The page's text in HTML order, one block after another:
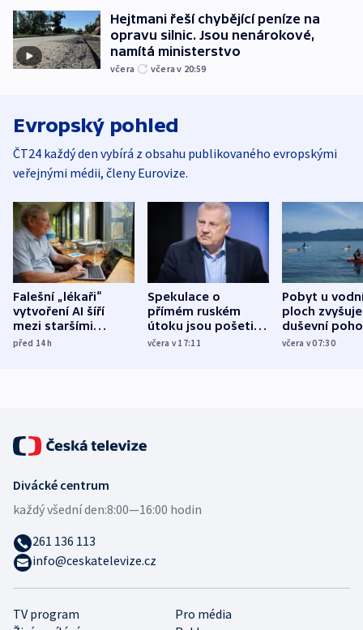
Hejtmani řeší chybějící peníze na
opravu silnic. Jsou nenárokové,
namítá ministerstvo
včera včera v 20:59
Evropský pohled
ČT24 každý den vybírá z obsahu publikovaného evropskými
veřejnými médii, členy Eurovize.
Falešní „lékaři“
vytvoření AI šíří
mezi staršími
Poláky nebezpečné
před 14h
Spekulace o
přímém ruském
útoku jsou pošetilé,
míní estonský
včera v 17:11
Pobyt u
ploch zvyšuje
duševní
ukázala
včera v 07:30
TV program
Pro média
Divácké centrum
každý všední den:8:00—16:00 hodin
261 136 113
info@ceskatelevize.cz